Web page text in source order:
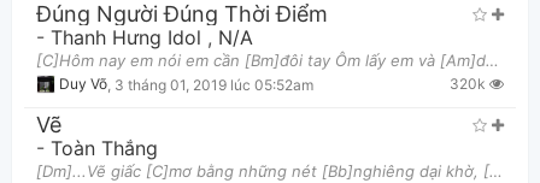
Đúng Người Đúng Thời Điểm
- Thanh Hưng Idol , N/A
[C]Hôm nay em nói em cần [Bm]đôi tay Ôm lấy em và [Am]dắt em đến những [D]chốn yêu xa ngàn [G]mây
Duy Võ 3 tháng 01, 2019 lúc 05:52am 320k
Vẽ
- Toàn Thắng
[Dm]...Vẽ giấc [C]mơ bằng những nét [Bb]nghiêng dại khờ, [A7]bằng màu mực ngây thơ [Dm]Vẽ hôm nay